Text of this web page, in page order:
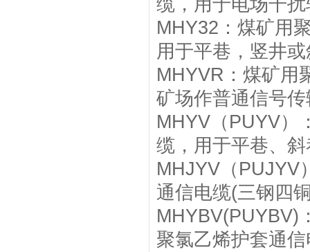
缆，用于电场干
MHY32：煤矿用
用于平巷，竖井
MHYVR：煤矿用
矿场作普通信号
MHYV（PUYV）
缆，用于平巷、
MHJYV（PUJYV
通信电缆(三钢四
MHYBV(PUYBV)
聚氯乙烯护套通